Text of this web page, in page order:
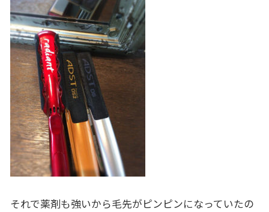
それで薬剤も強いから毛先がピンピンになっていたの